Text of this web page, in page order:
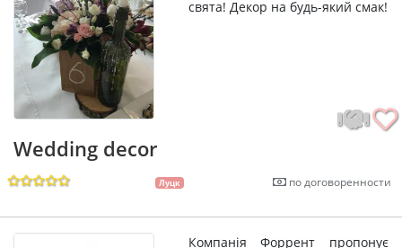
свята! Декор на будь-який смак!
Wedding decor
Луцк по договоренности
Компанія Форрент пропонує